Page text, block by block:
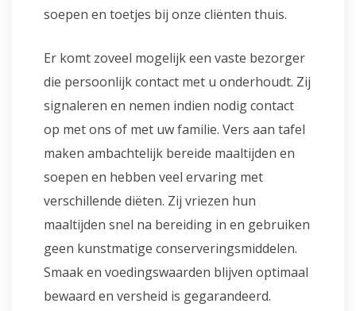
soepen en toetjes bij onze cliënten thuis.
Er komt zoveel mogelijk een vaste bezorger
die persoonlijk contact met u onderhoudt. Zij
signaleren en nemen indien nodig contact
op met ons of met uw familie. Vers aan tafel
maken ambachtelijk bereide maaltijden en
soepen en hebben veel ervaring met
verschillende diëten. Zij vriezen hun
maaltijden snel na bereiding in en gebruiken
geen kunstmatige conserveringsmiddelen.
Smaak en voedingswaarden blijven optimaal
bewaard en versheid is gegarandeerd.